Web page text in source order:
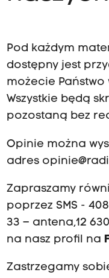
Pod każdym
dostępny jest
możecie Państwo
Wszystkie będą
pozostaną bez
Opinie można
adres
Zapraszamy
poprzez SMS -
33 – antena,12
na nasz profil na
Zastrzegamy